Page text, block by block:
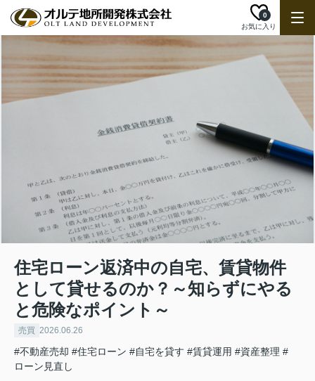
お気に入り
0
住宅ローン返済中の自宅、賃貸物件
として貸せるのか？～知らずにやる
と危険なポイント～
売買 2026.06.26
#不動産売却 #住宅ローン #自宅を貸す #賃貸運用 #資産整理 #
ローン見直し